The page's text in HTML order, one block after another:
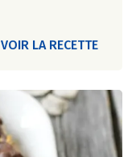
VOIR LA RECETTE